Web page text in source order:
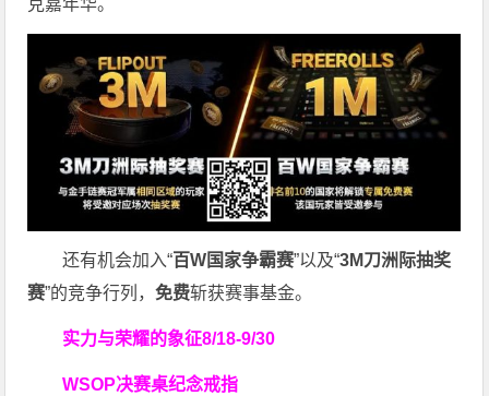
还有机会加入“百W国家争霸赛”以及“3M刀洲际抽奖
赛”的竞争行列，免费斩获赛事基金。
实力与荣耀的象征8/18-9/30
WSOP决赛桌纪念戒指